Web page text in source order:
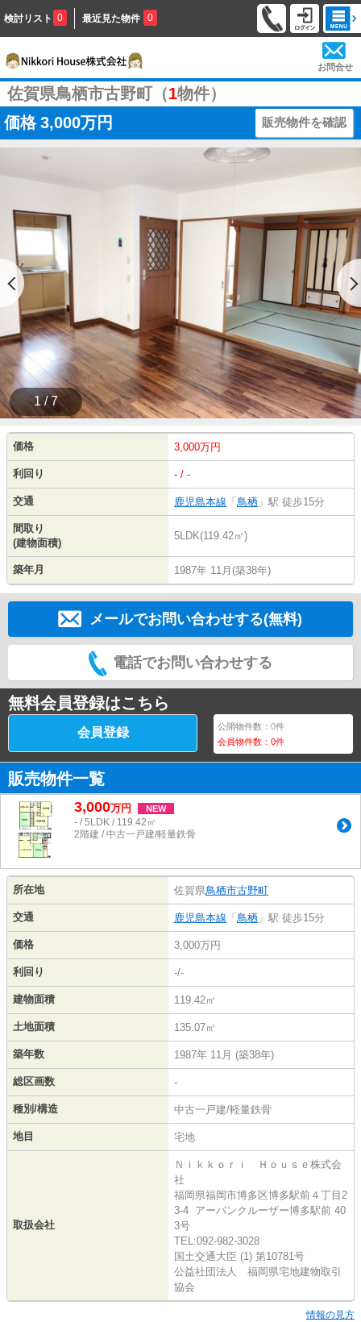
検討リスト 0 最近見た物件 0
お問合せ
佐賀県鳥栖市古野町（1物件）
価格 3,000万円 販売物件を確認
1 / 7
価格 3,000万円
利回り - / -
交通 鹿児島本線 「 鳥栖 」駅 徒歩15分
間取り
(建物面積)
5LDK(119.42㎡)
築年月 1987年 11月(築38年)
メールでお問い合わせする(無料)
電話でお問い合わせする
無料会員登録はこちら
会員登録 公開物件数：0件
会員物件数：0件
販売物件一覧
3,000万円 NEW
- / 5LDK / 119.42㎡
2階建 / 中古一戸建/軽量鉄骨
所在地 佐賀県鳥栖市古野町
交通 鹿児島本線 「 鳥栖 」駅 徒歩15分
価格 3,000万円
利回り -/-
建物面積 119.42㎡
土地面積 135.07㎡
築年数 1987年 11月 (築38年)
総区画数 -
種別/構造 中古一戸建/軽量鉄骨
地目 宅地
取扱会社
Ｎｉｋｋｏｒｉ Ｈｏｕｓｅ株式会
社
福岡県福岡市博多区博多駅前４丁目2
3-4 アーバンクルーザー博多駅前 40
3号
TEL:092-982-3028
国土交通大臣 (1) 第10781号
公益社団法人 福岡県宅地建物取引
協会
情報の見方